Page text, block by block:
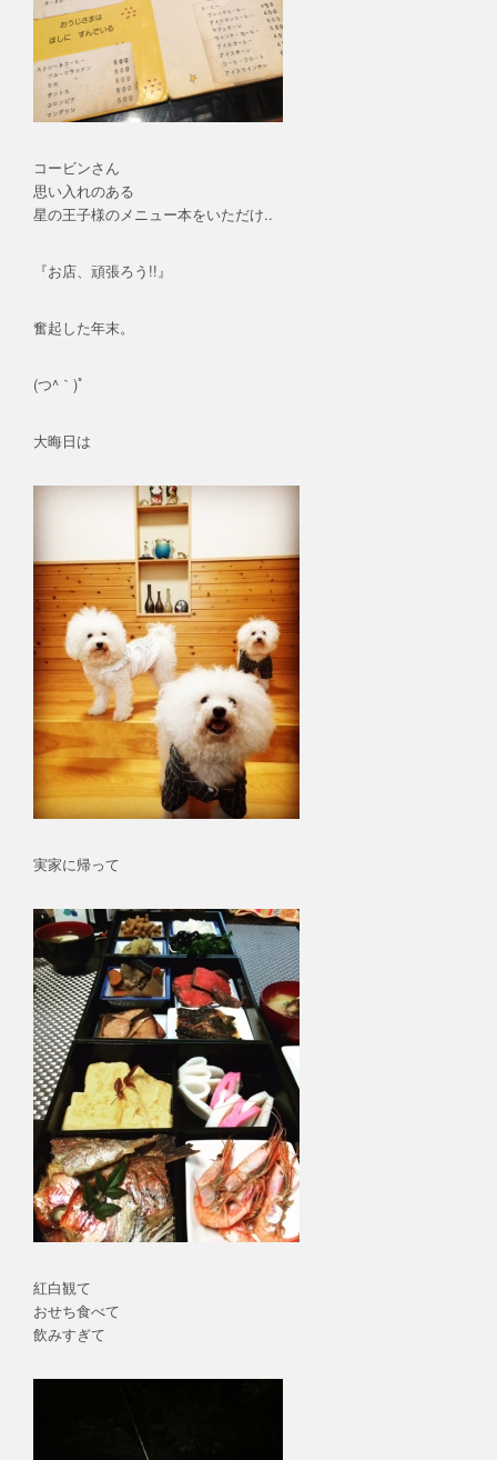
コービンさん
思い入れのある
星の王子様のメニュー本をいただけ..
『お店、頑張ろう!!』
奮起した年末。
(つ^｀)ﾟ
大晦日は
実家に帰って
紅白観て
おせち食べて
飲みすぎて